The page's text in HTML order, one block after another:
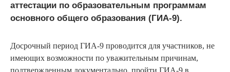
аттестации по образовательным программам
основного общего образования (ГИА-9).
Досрочный период ГИА-9 проводится для участников, не
имеющих возможности по уважительным причинам,